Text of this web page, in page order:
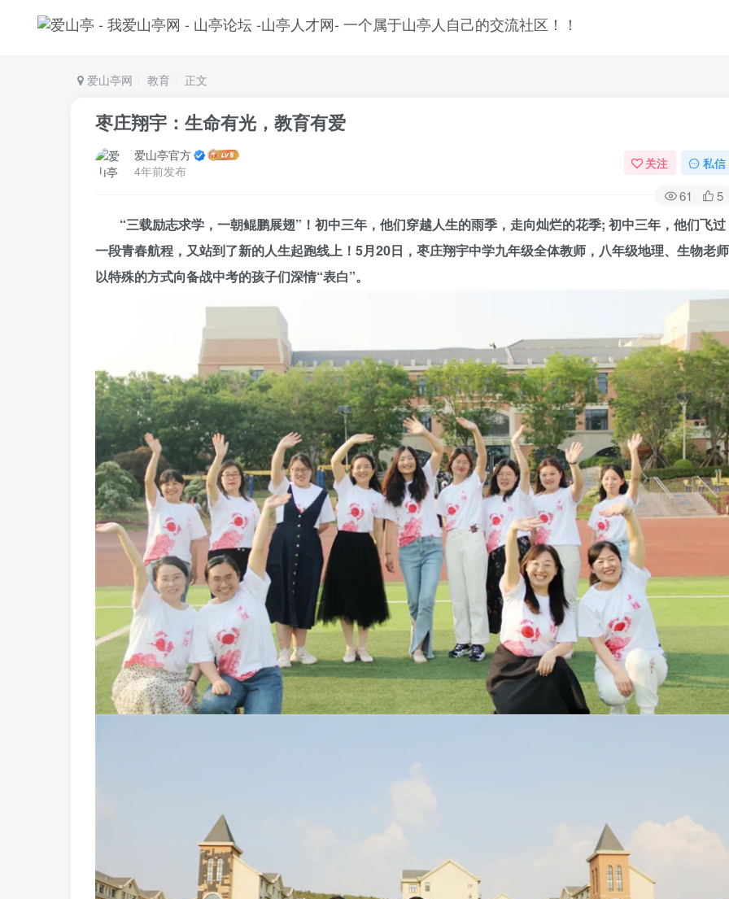
爱山亭网 教育 正文
枣庄翔宇：生命有光，教育有爱
爱山亭官方
4年前发布
关注 私信
61 5
“三载励志求学，一朝鲲鹏展翅”！初中三年，他们穿越人生的雨季，走向灿烂的花季; 初中三年，他们飞过
一段青春航程，又站到了新的人生起跑线上！5月20日，枣庄翔宇中学九年级全体教师，八年级地理、生物老师
以特殊的方式向备战中考的孩子们深情“表白”。
登录
没有账号？立即注册
手机号
记住登录
使用社交账号登录